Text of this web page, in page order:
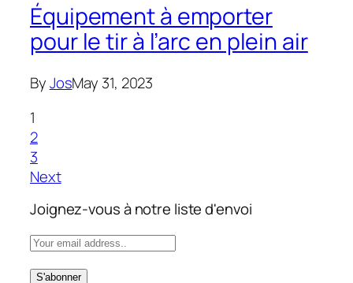
Équipement à emporter
pour le tir à l’arc en plein air
ByJosMay 31, 2023
1
2
3
Next
Joignez-vous à notre liste d'envoi